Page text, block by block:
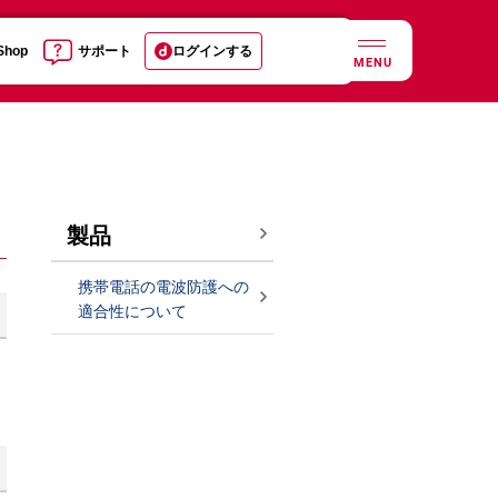
サポート ログインする
MENU
製品
携帯電話の電波防護への
適合性について